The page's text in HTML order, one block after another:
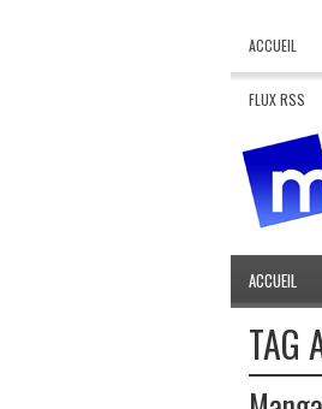
ACCUEIL
FLUX RSS
ACCUEIL
TAG